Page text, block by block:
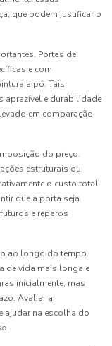
que podem justificar o
Portas de
e com
a pó. Tais
aprazível e durabilidade
em comparação
do preço.
estruturais ou
o custo total.
que a porta seja
e reparos
ao longo do tempo.
de vida mais longa e
inicialmente, mas
Avaliar a
ajudar na escolha do